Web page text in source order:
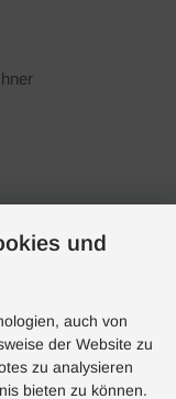
und
auch von
der Website zu
zu analysieren
bieten zu können.